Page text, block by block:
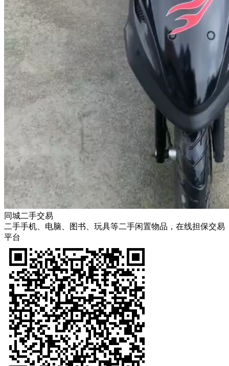
同城二手交易
二手手机、电脑、图书、玩具等二手闲置物品，在线担保交易
平台